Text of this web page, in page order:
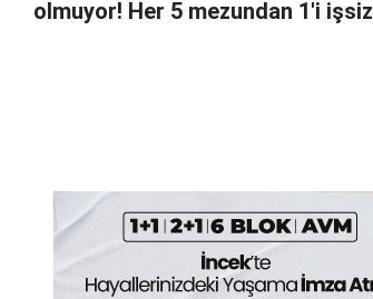
olmuyor! Her 5 mezundan 1'i işsiz